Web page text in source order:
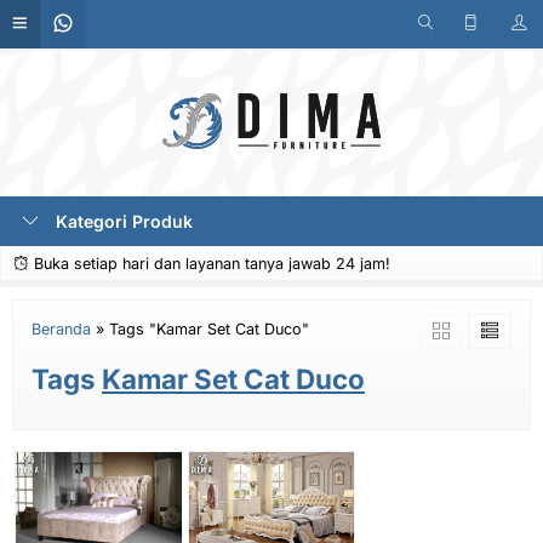
Kategori Produk
Buka setiap hari dan layanan tanya jawab 24 jam!
Beranda » Tags "Kamar Set Cat Duco"
Tags Kamar Set Cat Duco